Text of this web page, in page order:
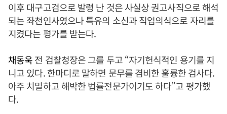
이후 대구고검으로 발령 난 것은 사실상 권고사직으로 해석
되는 좌천인사였으나 특유의 소신과 직업의식으로 자리를
지켰다는 평가를 받는다.
채동욱전 검찰청장은 그를 두고 “자기헌식적인 용기를 지
니고 있다. 한마디로 말하면 문무를 겸비한 훌륭한 검사다.
아주 치밀하고 해박한 법률전문가이기도 하다”고 평가했
다.